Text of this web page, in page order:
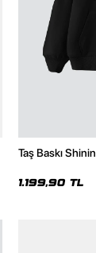
Taş Baskı
1.199,90 TL